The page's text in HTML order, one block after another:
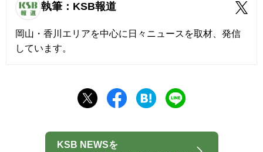
執筆：KSB報道
岡山・香川エリアを中心に日々ニュースを取材、発信
しています。
KSB NEWSを